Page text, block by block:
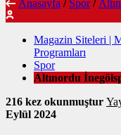
Anasayfa / Spor /
Magazin Siteleri |
Programları
Spor
Altınordu
216 kez okunmuştur
Eylül 2024